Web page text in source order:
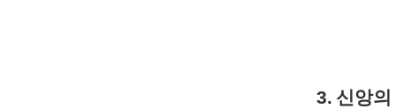
3. 신앙의